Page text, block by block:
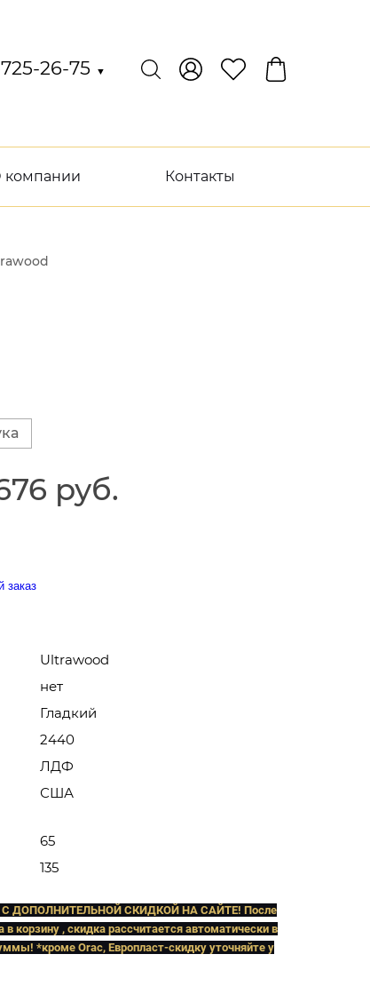
26-75 ▼
компании Контакты
руб.
заказ
Ultrawood
нет
Гладкий
2440
ЛДФ
США
65
135
ДОПОЛНИТЕЛЬНОЙ СКИДКОЙ НА САЙТЕ! После
в корзину , скидка рассчитается автоматически в
*кроме Orac, Европласт-скидку уточняйте у